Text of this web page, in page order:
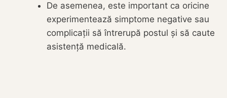
De asemenea, este important ca oricine
experimentează simptome negative sau
complicații să întrerupă postul și să caute
asistență medicală.